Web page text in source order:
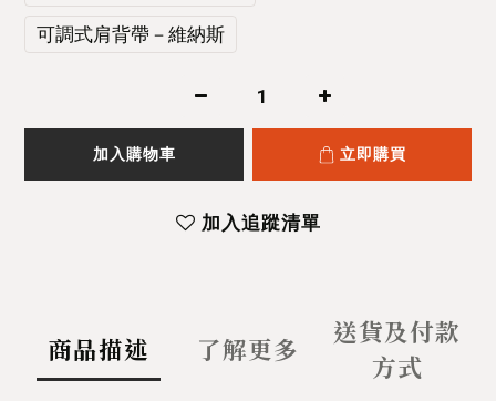
可調式肩背帶－維納斯
加入購物車 立即購買
加入追蹤清單
商品描述 了解更多
送貨及付款
方式